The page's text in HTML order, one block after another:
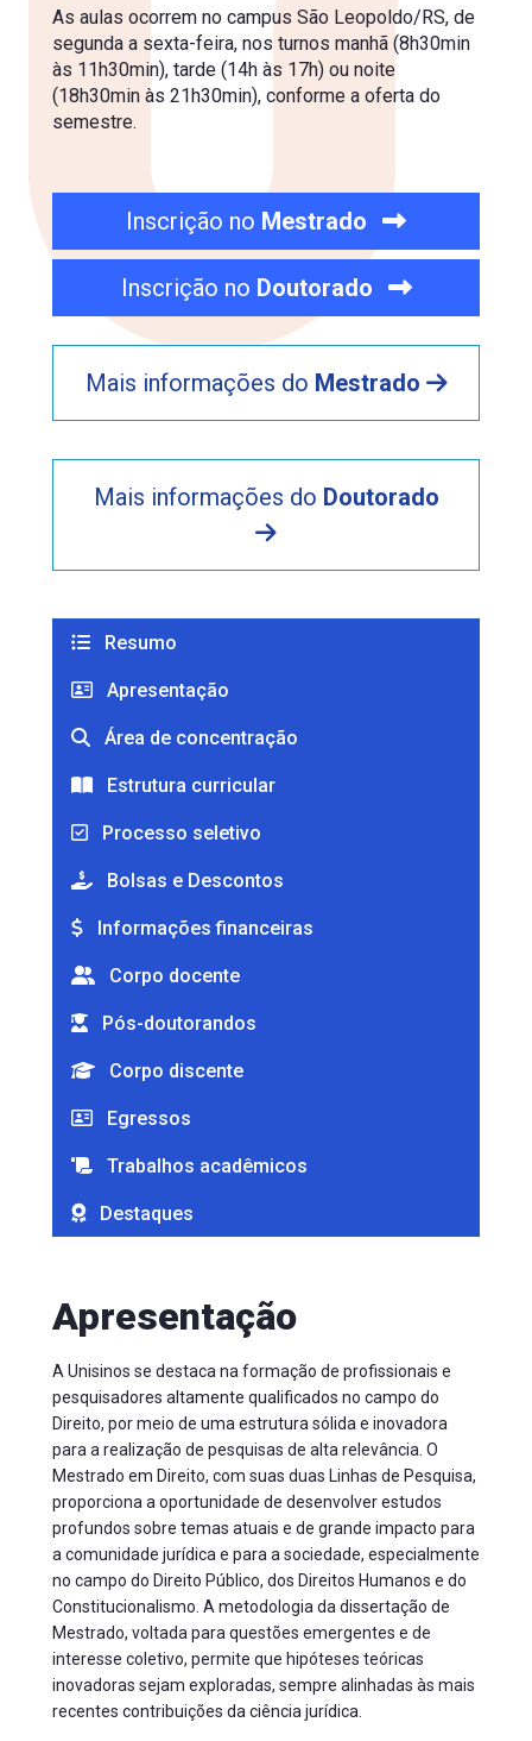
As aulas ocorrem no campus São Leopoldo/RS, de
segunda a sexta-feira, nos turnos manhã (8h30min
às 11h30min), tarde (14h às 17h) ou noite
(18h30min às 21h30min), conforme a oferta do
semestre.
Inscrição no Mestrado
Inscrição no Doutorado
Mais informações do Mestrado
Mais informações do Doutorado
Resumo
Apresentação
Área de concentração
Estrutura curricular
Processo seletivo
Bolsas e Descontos
Informações financeiras
Corpo docente
Pós-doutorandos
Corpo discente
Egressos
Trabalhos acadêmicos
Destaques
Apresentação
A Unisinos se destaca na formação de profissionais e
pesquisadores altamente qualificados no campo do
Direito, por meio de uma estrutura sólida e inovadora
para a realização de pesquisas de alta relevância. O
Mestrado em Direito, com suas duas Linhas de Pesquisa,
proporciona a oportunidade de desenvolver estudos
profundos sobre temas atuais e de grande impacto para
a comunidade jurídica e para a sociedade, especialmente
no campo do Direito Público, dos Direitos Humanos e do
Constitucionalismo. A metodologia da dissertação de
Mestrado, voltada para questões emergentes e de
interesse coletivo, permite que hipóteses teóricas
inovadoras sejam exploradas, sempre alinhadas às mais
recentes contribuições da ciência jurídica.